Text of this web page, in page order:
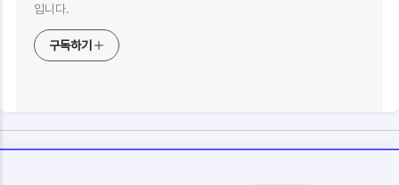
입니다.
구독하기